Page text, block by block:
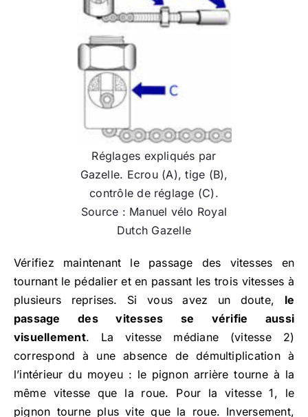
Réglages expliqués par
Gazelle. Ecrou (A), tige (B),
contrôle de réglage (C).
Source : Manuel vélo Royal
Dutch Gazelle
Vérifiez maintenant le passage des vitesses en
tournant le pédalier et en passant les trois vitesses à
plusieurs reprises. Si vous avez un doute, le
passage des vitesses se vérifie aussi
visuellement. La vitesse médiane (vitesse 2)
correspond à une absence de démultiplication à
l’intérieur du moyeu : le pignon arrière tourne à la
même vitesse que la roue. Pour la vitesse 1, le
pignon tourne plus vite que la roue. Inversement,